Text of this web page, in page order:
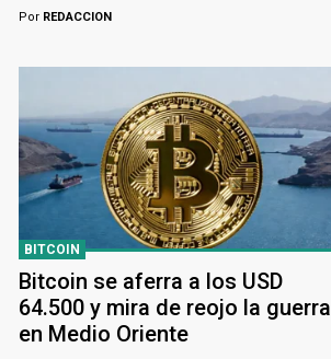
PorREDACCION
BITCOIN
Bitcoin se aferra a los USD
64.500 y mira de reojo la guerra
en Medio Oriente